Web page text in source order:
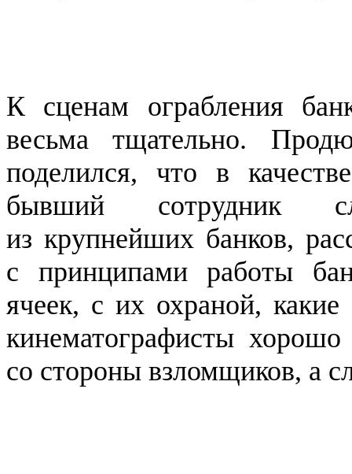
К сценам ограбления
весьма тщательно.
поделился, что в
бывший сотрудник
из крупнейших банков,
с принципами работы
ячеек, с их охраной,
кинематографисты
со стороны взломщиков, а